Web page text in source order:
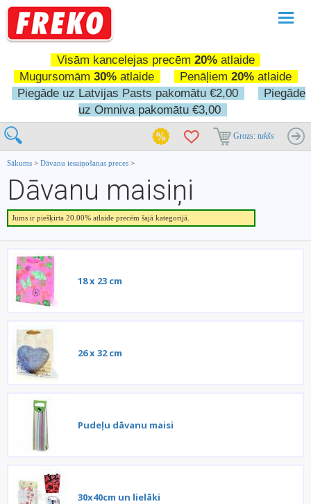
Visām kancelejas precēm 20%atlaide
Mugursomām 30% atlaide Penāļiem 20% atlaide
Piegāde uz Latvijas Pasts pakomātu €2,00
Piegāde
uz Omniva pakomātu €3,00
Grozs: tukšs
Sākums > Dāvanu iesaiņošanas preces >
Dāvanu maisiņi
Jums ir piešķirta 20.00% atlaide precēm šajā kategorijā.
18 x 23 cm
26 x 32 cm
Pudeļu dāvanu maisi
30x40cm un lielāki